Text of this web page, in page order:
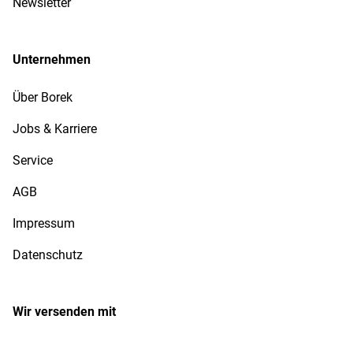
Unternehmen
Über Borek
Jobs & Karriere
Service
AGB
Impressum
Datenschutz
Wir versenden mit